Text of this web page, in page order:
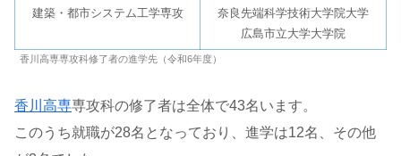
建築・都市システム工学専攻
奈良先端科学技術大学院大学
広島市立大学大学院
香川高専専攻科修了者の進学先（令和6年度）
香川高専専攻科の修了者は全体で43名います。
このうち就職が28名となっており、進学は12名、その他